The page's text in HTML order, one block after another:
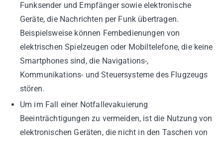
Funksender und Empfänger sowie elektronische
Geräte, die Nachrichten per Funk übertragen.
Beispielsweise können Fernbedienungen von
elektrischen Spielzeugen oder Mobiltelefone, die keine
Smartphones sind, die Navigations-,
Kommunikations- und Steuersysteme des Flugzeugs
stören.
Um im Fall einer Notfallevakuierung
Beeinträchtigungen zu vermeiden, ist die Nutzung von
elektronischen Geräten, die nicht in den Taschen von